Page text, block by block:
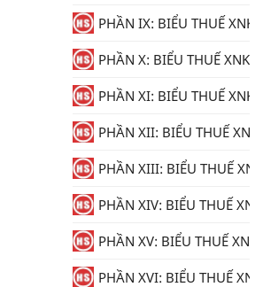
PHẦN IX: BIỂU THUẾ XNK
PHẦN X: BIỂU THUẾ XNK
PHẦN XI: BIỂU THUẾ XNK
PHẦN XII: BIỂU THUẾ XNK
PHẦN XIII: BIỂU THUẾ XNK
PHẦN XIV: BIỂU THUẾ XNK
PHẦN XV: BIỂU THUẾ XNK
PHẦN XVI: BIỂU THUẾ XNK